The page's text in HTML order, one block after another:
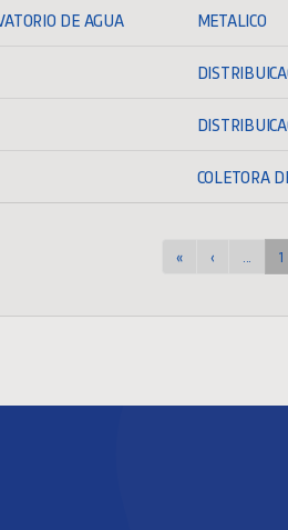
DE AGUA METALICO
COLETORA
« ‹ 1